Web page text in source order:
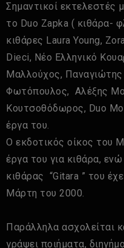
Σημαντικοί εκτελεστές
το Duo Zapka ( κιθάρα-
κιθάρες Laura Young,
Dieci, Nέο Ελληνικό
Μαλλούχος, Παναγιώτης
Φωτόπουλος, Αλέξης
Κουτσοθόδωρος, Duo
έργα του.
Ο εκδοτικός οίκος του
έργα του για κιθάρα,
κιθάρας “Gitara ” του
Μάρτη του 2000.
Παράλληλα ασχολείται
γράψει ποιήματα,